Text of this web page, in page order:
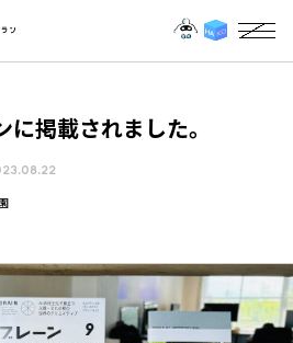
掲載されました。